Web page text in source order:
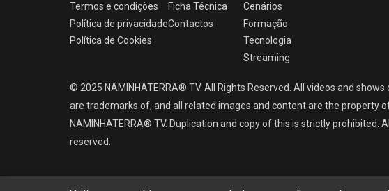
Termos e condições
Política de privacidade
Política de Cookies
Ficha Técnica
Contactos
Cenários
Formação
Tecnologia
Streaming
© 2025 NAMINHATERRA® TV. All Rights Reserved. All videos and
are trademarks of, and all related images and content are the property
NAMINHATERRA® TV. Duplication and copy of this is strictly prohibited.
reserved.